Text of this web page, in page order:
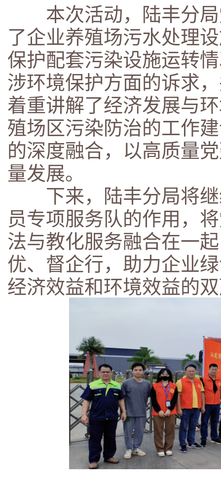
本次活动，陆丰分局
了企业养殖场污水处理
保护配套污染设施运转
涉环境保护方面的诉求
着重讲解了经济发展与
殖场区污染防治的工作
的深度融合，以高质量
量发展。
下来，陆丰分局将继
员专项服务队的作用，
法与教化服务融合在一
优、督企行，助力企业
经济效益和环境效益的